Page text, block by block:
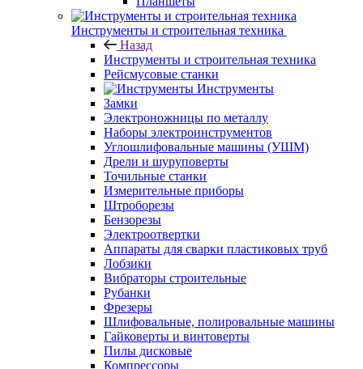
Инструменты и строительная техника
Назад
Инструменты и строительная техника
Рейсмусовые станки
Инструменты
Замки
Электроножницы по металлу
Наборы электроинструментов
Углошлифовальные машины (УШМ)
Дрели и шуруповерты
Точильные станки
Измерительные приборы
Штроборезы
Бензорезы
Электроотвертки
Аппараты для сварки пластиковых труб
Лобзики
Вибраторы строительные
Рубанки
Фрезеры
Шлифовальные, полировальные машины
Гайковерты и винтоверты
Пилы дисковые
Компрессоры